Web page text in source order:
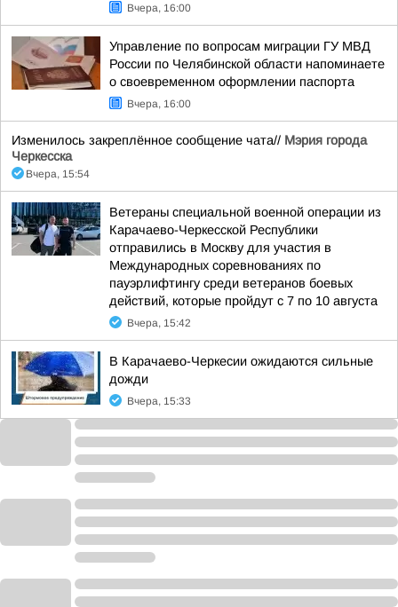
Вчера, 16:00
Управление по вопросам миграции ГУ МВД
России по Челябинской области напоминаете
о своевременном оформлении паспорта
Вчера, 16:00
Изменилось закреплённое сообщение чата// Мэрия города
Черкесска
Вчера, 15:54
Ветераны специальной военной операции из
Карачаево-Черкесской Республики
отправились в Москву для участия в
Международных соревнованиях по
пауэрлифтингу среди ветеранов боевых
действий, которые пройдут с 7 по 10 августа
Вчера, 15:42
В Карачаево-Черкесии ожидаются сильные
дожди
Вчера, 15:33